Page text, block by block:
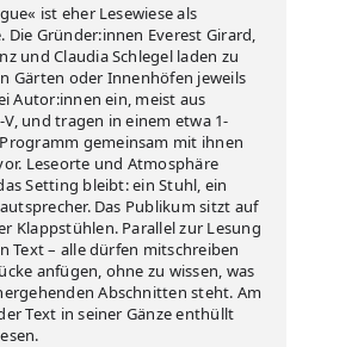
ist eher Lesewiese als
Die Gründer:innen Everest Girard,
und Claudia Schlegel laden zu
Gärten oder Innenhöfen jeweils
Autor:innen ein, meist aus
und tragen in einem etwa 1-
gemeinsam mit ihnen
Leseorte und Atmosphäre
Setting bleibt: ein Stuhl, ein
Das Publikum sitzt auf
Klappstühlen. Parallel zur Lesung
Text – alle dürfen mitschreiben
anfügen, ohne zu wissen, was
Abschnitten steht. Am
Text in seiner Gänze enthüllt